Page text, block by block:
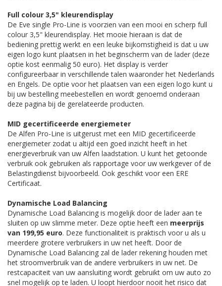
Full colour 3,5" kleurendisplay
De Eve single Pro-Line is voorzien van een mooi en scherp full
colour 3,5" kleurendisplay. Het mooie hieraan is dat de
bediening prettig werkt en een leuke bijkomstigheid is dat u uw
eigen logo kunt plaatsen in het beginscherm van de lader (deze
optie kost eenmalig 50 euro). Het display is verder
configureerbaar in verschillende talen waaronder het Nederlands
en Engels. De optie voor het plaatsen van een eigen logo kunt u
bij uw bestelling meebestellen en wordt genoemd onderaan
deze pagina bij de gerelateerde producten.
MID gecertificeerde energiemeter
De Alfen Pro-Line is uitgerust met een MID gecertificeerde
energiemeter zodat u altijd een goed inzicht heeft in het
energieverbruik van uw Alfen laadstation. U kunt het getoonde
verbruik ook gebruiken als rapportage voor uw werkgever of de
Belastingdienst bijvoorbeeld. Ook geschikt voor een ERE
Certificaat.
Dynamische Load Balancing
Dynamische Load Balancing is mogelijk door de lader aan te
sluiten op uw slimme meter. Deze optie heeft een meerprijs
van 199,95 euro. Deze functionaliteit is praktisch voor u als u
meerdere grotere verbruikers in uw net heeft. Door de
Dynamische Load Balancing zal de lader rekening houden met
het stroomverbruik van de andere verbruikers in uw net. De
restcapaciteit van uw aansluiting wordt gebruikt om uw auto zo
snel mogelijk op te laden. U loopt hierdoor nooit het risico dat